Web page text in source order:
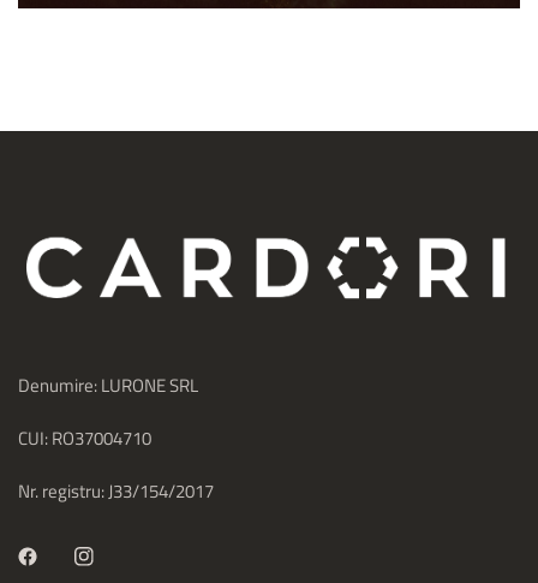
Denumire: LURONE SRL
CUI: RO37004710
Nr. registru: J33/154/2017